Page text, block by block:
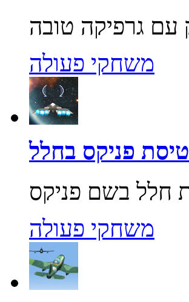
משחקי פעולה
טיסת פניקס בחלל
משחקי פעולה